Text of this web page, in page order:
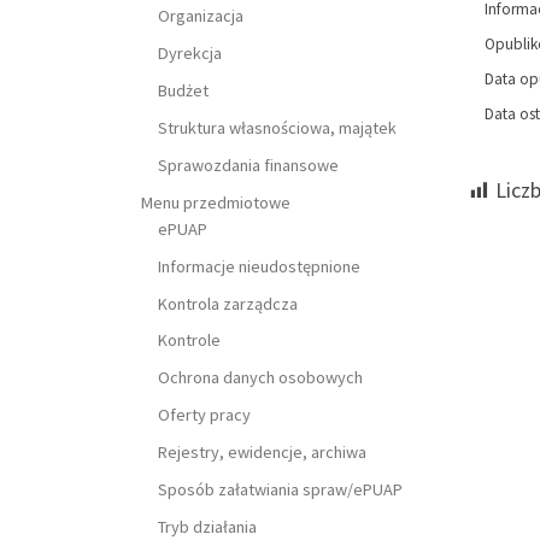
Data
Data
Organizacja
Dyrekcja
Budżet
Struktura własnościowa, majątek
Sprawozdania finansowe
Menu przedmiotowe
ePUAP
Informacje nieudostępnione
Kontrola zarządcza
Kontrole
Ochrona danych osobowych
Oferty pracy
Rejestry, ewidencje, archiwa
Sposób załatwiania spraw/ePUAP
Tryb działania